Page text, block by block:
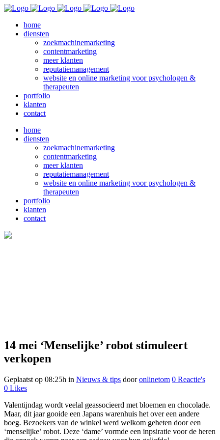
home
diensten
zoekmachinemarketing
contentmarketing
meer klanten
reputatiemanagement
website en online marketing voor psychologen &
therapeuten
portfolio
klanten
contact
home
diensten
zoekmachinemarketing
contentmarketing
meer klanten
reputatiemanagement
website en online marketing voor psychologen &
therapeuten
portfolio
klanten
contact
14 mei ‘Menselijke’ robot stimuleert
verkopen
Geplaatst op 08:25h in Nieuws & tips dooronlinetom 0 Reactie's
0 Likes
Valentijndag wordt veelal geassocieerd met bloemen en chocolade.
Maar, dit jaar gooide een Japans warenhuis het over een andere
boeg. Bezoekers van de winkel werd welkom geheten door een
‘menselijke’ robot. Deze ‘dame’ vormde een inpsiratie voor de heren